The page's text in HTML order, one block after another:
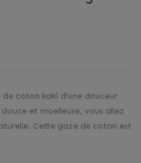
coton kaki d'une douceur
et moelleuse, vous allez
Cette gaze de coton est